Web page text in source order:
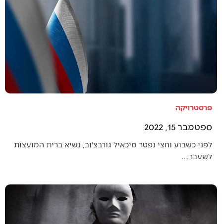
פרסטרויקה
ספטמבר 15, 2022
לפני כשבוע וחצי נפטר מיכאיל גורבצ׳וב, נשיא ברית המועצות
לשעבר.…